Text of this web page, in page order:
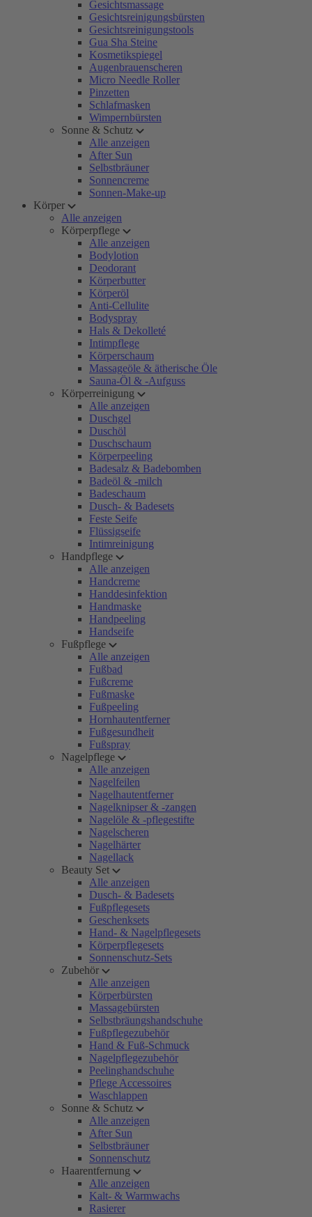
Gesichtsmassage
Gesichtsreinigungsbürsten
Gesichtsreinigungstools
Gua Sha Steine
Kosmetikspiegel
Augenbrauenscheren
Micro Needle Roller
Pinzetten
Schlafmasken
Wimpernbürsten
Sonne & Schutz
Alle anzeigen
After Sun
Selbstbräuner
Sonnencreme
Sonnen-Make-up
Körper
Alle anzeigen
Körperpflege
Alle anzeigen
Bodylotion
Deodorant
Körperbutter
Körperöl
Anti-Cellulite
Bodyspray
Hals & Dekolleté
Intimpflege
Körperschaum
Massageöle & ätherische Öle
Sauna-Öl & -Aufguss
Körperreinigung
Alle anzeigen
Duschgel
Duschöl
Duschschaum
Körperpeeling
Badesalz & Badebomben
Badeöl & -milch
Badeschaum
Dusch- & Badesets
Feste Seife
Flüssigseife
Intimreinigung
Handpflege
Alle anzeigen
Handcreme
Handdesinfektion
Handmaske
Handpeeling
Handseife
Fußpflege
Alle anzeigen
Fußbad
Fußcreme
Fußmaske
Fußpeeling
Hornhautentferner
Fußgesundheit
Fußspray
Nagelpflege
Alle anzeigen
Nagelfeilen
Nagelhautentferner
Nagelknipser & -zangen
Nagelöle & -pflegestifte
Nagelscheren
Nagelhärter
Nagellack
Beauty Set
Alle anzeigen
Dusch- & Badesets
Fußpflegesets
Geschenksets
Hand- & Nagelpflegesets
Körperpflegesets
Sonnenschutz-Sets
Zubehör
Alle anzeigen
Körperbürsten
Massagebürsten
Selbstbräungshandschuhe
Fußpflegezubehör
Hand & Fuß-Schmuck
Nagelpflegezubehör
Peelinghandschuhe
Pflege Accessoires
Waschlappen
Sonne & Schutz
Alle anzeigen
After Sun
Selbstbräuner
Sonnenschutz
Haarentfernung
Alle anzeigen
Kalt- & Warmwachs
Rasierer